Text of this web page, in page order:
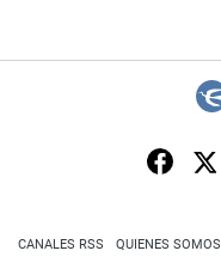
CANALES RSS QUIENES SOMOS